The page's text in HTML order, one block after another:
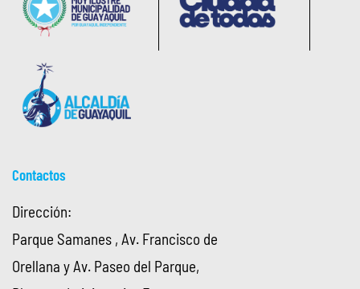
Contactos
Dirección:
Parque Samanes , Av. Francisco de
Orellana y Av. Paseo del Parque,